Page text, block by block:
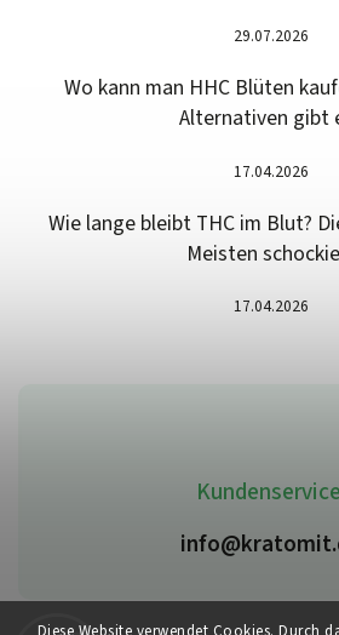
29.07.2026
Wo kann man HHC Blüten
Alternativen gibt
17.04.2026
Wie lange bleibt THC im Blut?
Meisten
17.04.2026